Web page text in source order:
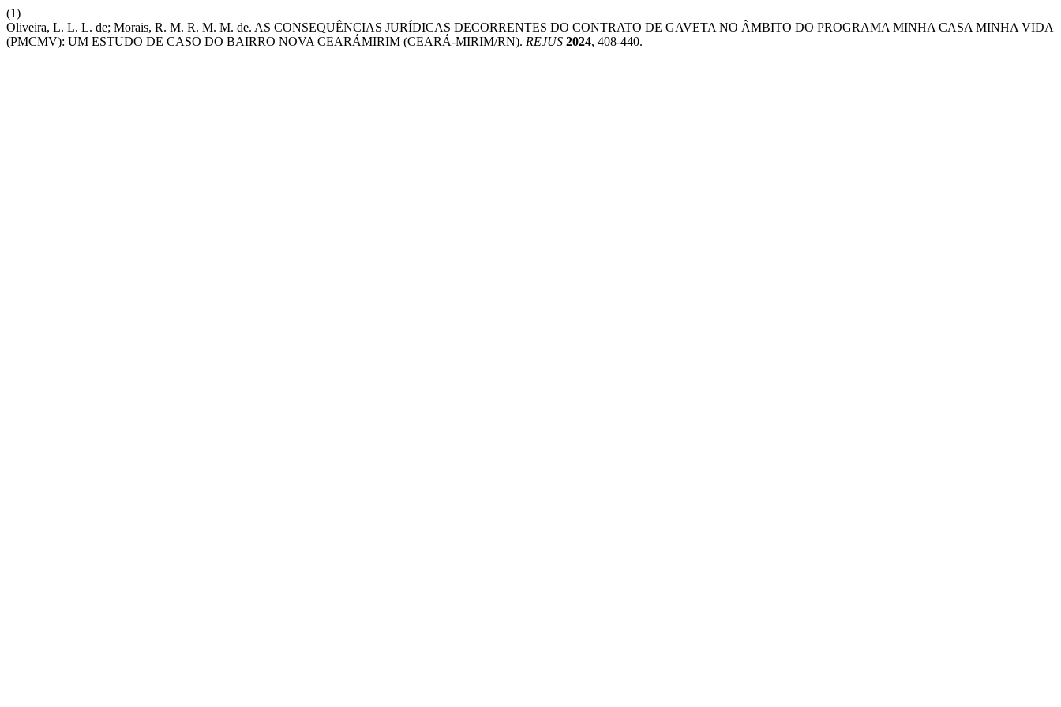
(1)
Oliveira, L. L. L. de; Morais, R. M. R. M. M. de. AS CONSEQUÊNCIAS JURÍDICAS DECORRENTES DO CONTRATO DE GAVETA NO ÂMBITO DO PROGRAMA MINHA CASA MINHA VIDA
(PMCMV): UM ESTUDO DE CASO DO BAIRRO NOVA CEARÁMIRIM (CEARÁ-MIRIM/RN). REJUS 2024, 408-440.